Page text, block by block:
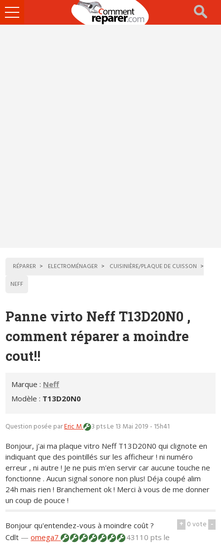
Ouvrir
le
RÉPARER ELECTROMÉNAGER
CUISINIÈRE/PLAQUE DE CUISSON
NEFF
Panne virto Neff T13D20N0 ,
comment réparer a moindre
cout!!
Marque : Neff
Modèle : T13D20N0
Question posée parEric M 3 ptsLe 13 Mai 2019 - 15h41
Bonjour, j'ai ma plaque vitro Neff T13D20N0 qui clignote en
indiquant que des pointillés sur les afficheur ! ni numéro
erreur , ni autre ! Je ne puis m'en servir car aucune touche ne
fonctionne . Aucun signal sonore non plus! Déja coupé alim
24h mais rien ! Branchement ok ! Merci à vous de me donner
un coup de pouce !
+ 0vote -
Bonjour qu'entendez-vous à moindre coût ?
Cdlt —omega7 43110 ptsle